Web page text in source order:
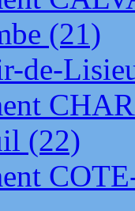
(21)
de-
(22)